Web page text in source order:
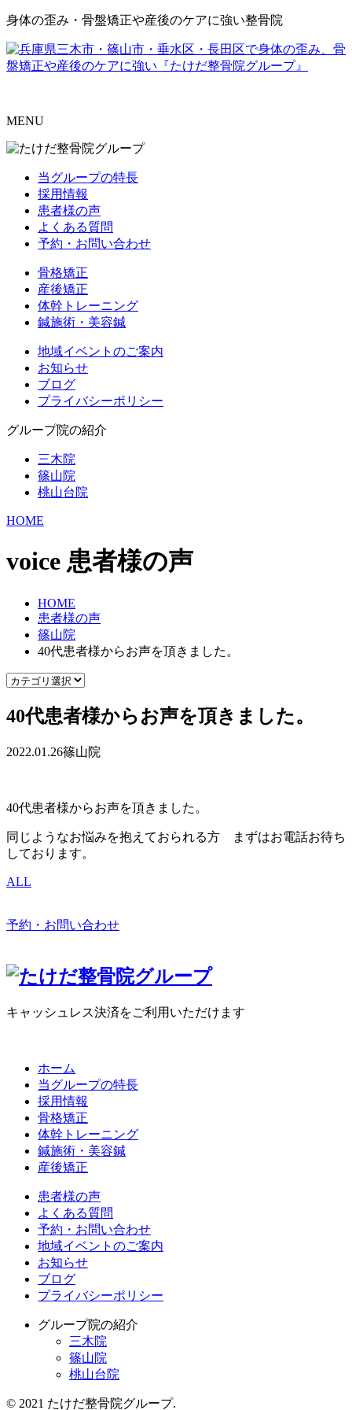
身体の歪み・骨盤矯正や産後のケアに強い整骨院
MENU
当グループの特長
採用情報
患者様の声
よくある質問
予約・お問い合わせ
骨格矯正
産後矯正
体幹トレーニング
鍼施術・美容鍼
地域イベントのご案内
お知らせ
ブログ
プライバシーポリシー
グループ院の紹介
三木院
篠山院
桃山台院
HOME
voice 患者様の声
HOME
患者様の声
篠山院
40代患者様からお声を頂きました。
40代患者様からお声を頂きました。
2022.01.26篠山院
40代患者様からお声を頂きました。
同じようなお悩みを抱えておられる方 まずはお電話お待ち
しております。
ALL
予約・お問い合わせ
キャッシュレス決済をご利用いただけます
ホーム
当グループの特長
採用情報
骨格矯正
体幹トレーニング
鍼施術・美容鍼
産後矯正
患者様の声
よくある質問
予約・お問い合わせ
地域イベントのご案内
お知らせ
ブログ
プライバシーポリシー
グループ院の紹介
三木院
篠山院
桃山台院
© 2021 たけだ整骨院グループ.